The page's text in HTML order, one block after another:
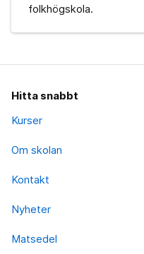
folkhögskola.
Hitta snabbt
Kurser
Om skolan
Kontakt
Nyheter
Matsedel